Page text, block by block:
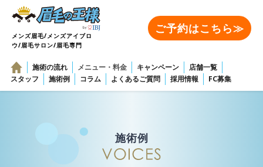
メンズ眉毛/メンズアイブロ
ウ/眉毛サロン/眉毛専門
ご予約はこちら≫
施術の流れ メニュー・料金 キャンペーン
店舗一覧
スタッフ
施術例 コラム よくあるご質問 採用情報 FC募集
施術例